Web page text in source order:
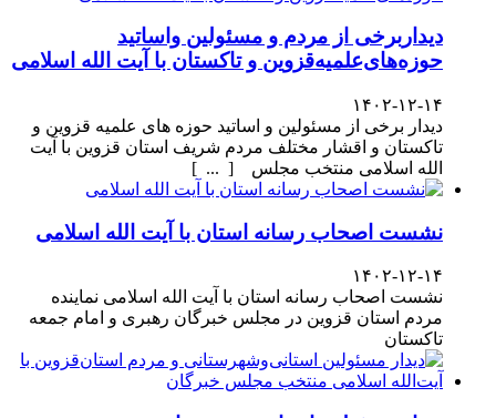
دیداربرخی از مردم و مسئولین واساتید
حوزه‌های‌علمیه‌قزوین و تاکستان با آیت الله اسلامی
۱۴۰۲-۱۲-۱۴
دیدار برخی از مسئولین و اساتید حوزه های علمیه قزوین و
تاکستان و اقشار مختلف مردم شریف استان قزوین با آیت
الله اسلامی منتخب مجلس [ ... ]
نشست اصحاب رسانه استان با آیت الله اسلامی
۱۴۰۲-۱۲-۱۴
نشست اصحاب رسانه استان با آیت الله اسلامی نماینده
مردم استان قزوین در مجلس خبرگان رهبری و امام جمعه
تاکستان